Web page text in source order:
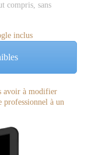
compris, sans
inclus
avoir à modifier
professionnel à un